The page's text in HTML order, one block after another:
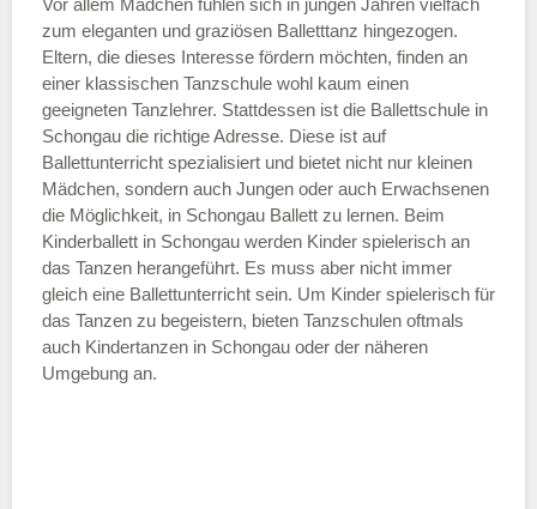
ÖFFNUNGSZEITEN HINZUFÜGEN
Freitag
—
ÖFFNUNGSZEITEN HINZUFÜGEN
Samstag
zum eleganten und graziösen Balletttanz hingezogen.
Eltern, die dieses Interesse fördern möchten, finden an
einer klassischen Tanzschule wohl kaum einen
geeigneten Tanzlehrer. Stattdessen ist die Ballettschule in
Schongau die richtige Adresse. Diese ist auf
Ballettunterricht spezialisiert und bietet nicht nur kleinen
Mädchen, sondern auch Jungen oder auch Erwachsenen
die Möglichkeit, in Schongau Ballett zu lernen. Beim
Kinderballett in Schongau werden Kinder spielerisch an
das Tanzen herangeführt. Es muss aber nicht immer
gleich eine Ballettunterricht sein. Um Kinder spielerisch für
das Tanzen zu begeistern, bieten Tanzschulen oftmals
auch Kindertanzen in Schongau oder der näheren
Umgebung an.